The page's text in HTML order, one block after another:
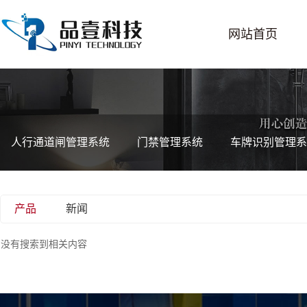
网站首页
人行通道闸管理系统 门禁管理系统 车牌识别管理
产品 新闻
没有搜索到相关内容